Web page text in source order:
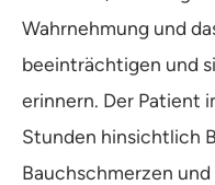
Wahrnehmung und
beeinträchtigen und
erinnern. Der Patient
Stunden hinsichtlich
Bauchschmerzen